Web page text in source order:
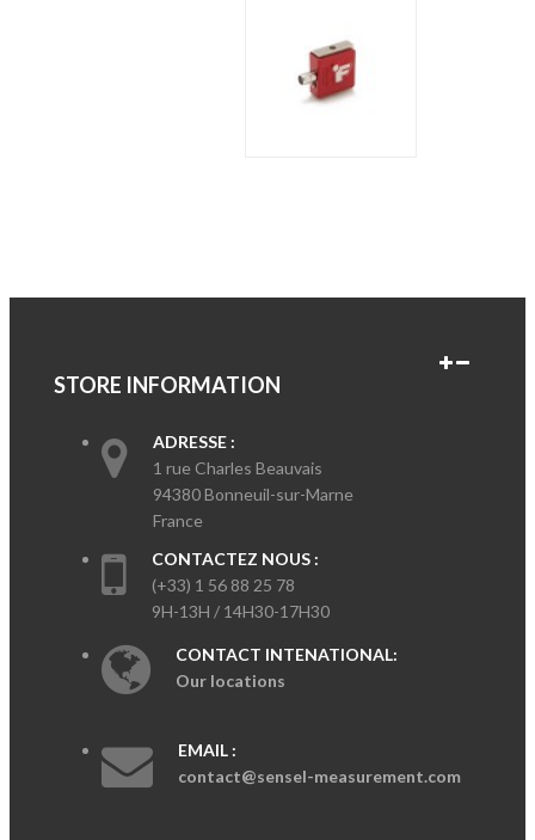
STORE INFORMATION
ADRESSE :
1 rue Charles Beauvais
94380 Bonneuil-sur-Marne
France
CONTACTEZ NOUS :
(+33) 1 56 88 25 78
9H-13H / 14H30-17H30
CONTACT INTENATIONAL:
Our locations
EMAIL :
contact@sensel-measurement.com